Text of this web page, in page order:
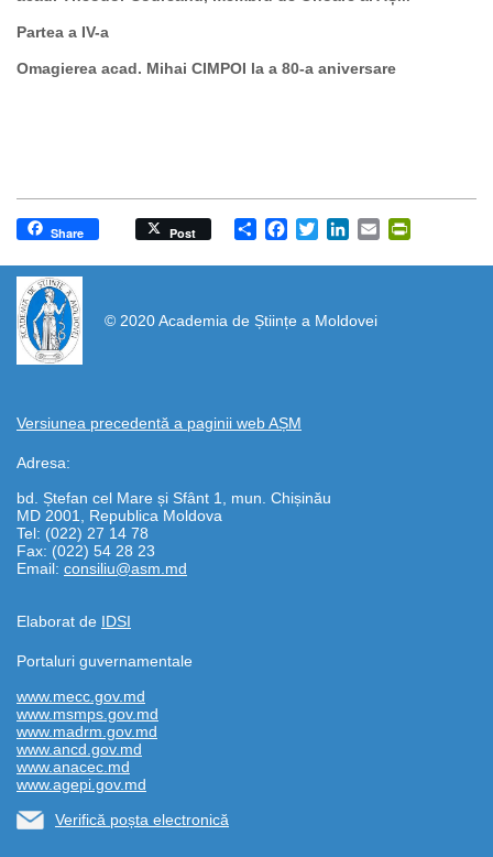
Partea a IV-a
Omagierea acad. Mihai CIMPOI la a 80-a aniversare
Share
Share Post Facebook
TwitterLinkedIn
Email
© 2020 Academia de Științe a Moldovei
Versiunea precedentă a paginii web AȘM
Adresa:
bd. Ștefan cel Mare și Sfânt 1, mun. Chișinău
MD 2001, Republica Moldova
Tel: (022) 27 14 78
Fax: (022) 54 28 23
Email: consiliu@asm.md
Elaborat de IDSI
https://propletenie.ru/
Portaluri guvernamentale
www.mecc.gov.md
www.msmps.gov.md
www.madrm.gov.md
www.ancd.gov.md
www.anacec.md
www.agepi.gov.md
Verifică poșta electronică